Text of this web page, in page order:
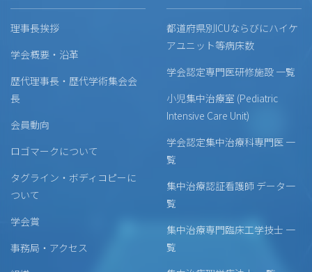
理事長挨拶
学会概要・沿革
歴代理事長・歴代学術集会会
長
会員動向
ロゴマークについて
タグライン・ボディコピーに
ついて
学会賞
事務局・アクセス
都道府県別ICUならびにハイケ
アユニット等病床数
学会認定専門医研修施設 一覧
小児集中治療室 (Pediatric
Intensive Care Unit)
学会認定集中治療科専門医 一
覧
集中治療認証看護師 データ一
覧
集中治療専門臨床工学技士 一
覧